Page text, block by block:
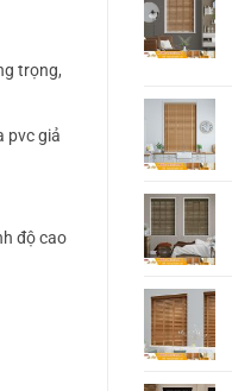
trọng,
pvc giả
độ cao